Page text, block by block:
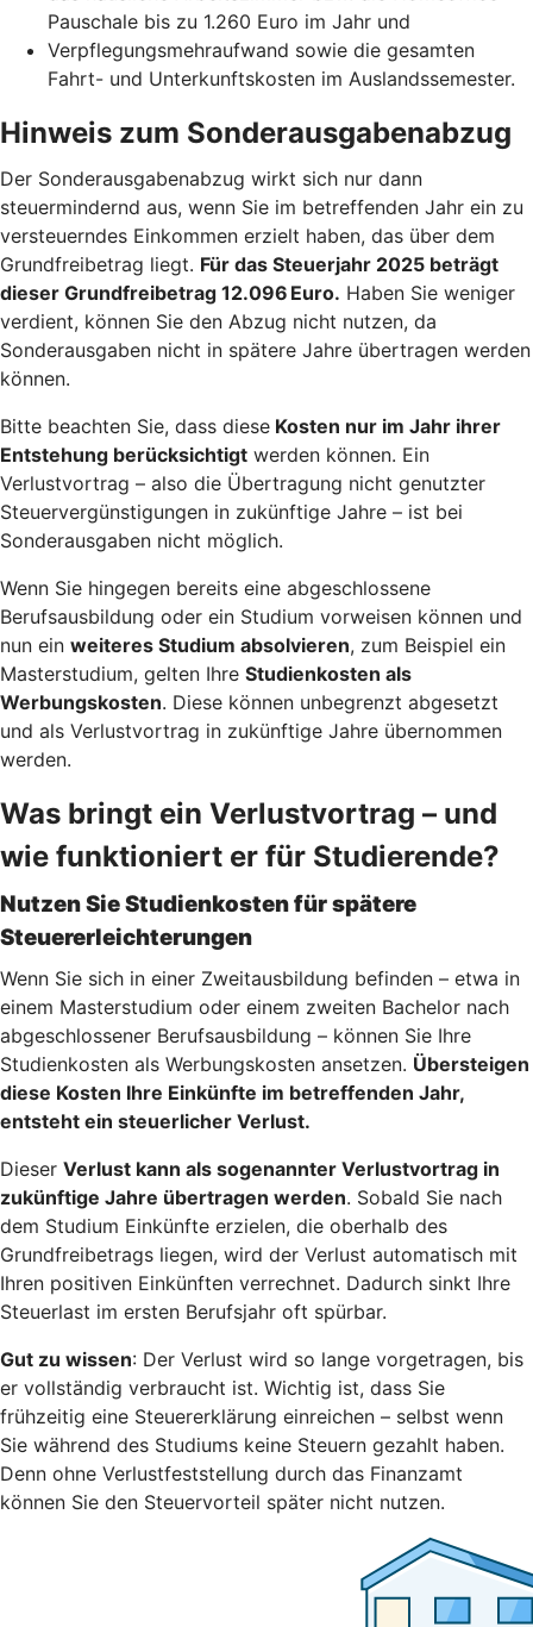
Pauschale bis zu 1.260 Euro im Jahr und
Verpflegungsmehraufwand sowie die gesamten
Fahrt- und Unterkunftskosten im Auslandssemester.
Hinweis zum Sonderausgabenabzug
Der Sonderausgabenabzug wirkt sich nur dann
steuermindernd aus, wenn Sie im betreffenden Jahr ein zu
versteuerndes Einkommen erzielt haben, das über dem
Grundfreibetrag liegt. Für das Steuerjahr 2025 beträgt
dieser Grundfreibetrag 12.096 Euro. Haben Sie weniger
verdient, können Sie den Abzug nicht nutzen, da
Sonderausgaben nicht in spätere Jahre übertragen werden
können.
Bitte beachten Sie, dass diese Kosten nur im Jahr ihrer
Entstehung berücksichtigt werden können. Ein
Verlustvortrag – also die Übertragung nicht genutzter
Steuervergünstigungen in zukünftige Jahre – ist bei
Sonderausgaben nicht möglich.
Wenn Sie hingegen bereits eine abgeschlossene
Berufsausbildung oder ein Studium vorweisen können und
nun ein weiteres Studium absolvieren, zum Beispiel ein
Masterstudium, gelten Ihre Studienkosten als
Werbungskosten. Diese können unbegrenzt abgesetzt
und als Verlustvortrag in zukünftige Jahre übernommen
werden.
Was bringt ein Verlustvortrag – und
wie funktioniert er für Studierende?
Nutzen Sie Studienkosten für spätere
Steuererleichterungen
Wenn Sie sich in einer Zweitausbildung befinden – etwa in
einem Masterstudium oder einem zweiten Bachelor nach
abgeschlossener Berufsausbildung – können Sie Ihre
Studienkosten als Werbungskosten ansetzen. Übersteigen
diese Kosten Ihre Einkünfte im betreffenden Jahr,
entsteht ein steuerlicher Verlust.
Dieser Verlust kann als sogenannter Verlustvortrag in
zukünftige Jahre übertragen werden. Sobald Sie nach
dem Studium Einkünfte erzielen, die oberhalb des
Grundfreibetrags liegen, wird der Verlust automatisch mit
Ihren positiven Einkünften verrechnet. Dadurch sinkt Ihre
Steuerlast im ersten Berufsjahr oft spürbar.
Gut zu wissen: Der Verlust wird so lange vorgetragen, bis
er vollständig verbraucht ist. Wichtig ist, dass Sie
frühzeitig eine Steuererklärung einreichen – selbst wenn
Sie während des Studiums keine Steuern gezahlt haben.
Denn ohne Verlustfeststellung durch das Finanzamt
können Sie den Steuervorteil später nicht nutzen.